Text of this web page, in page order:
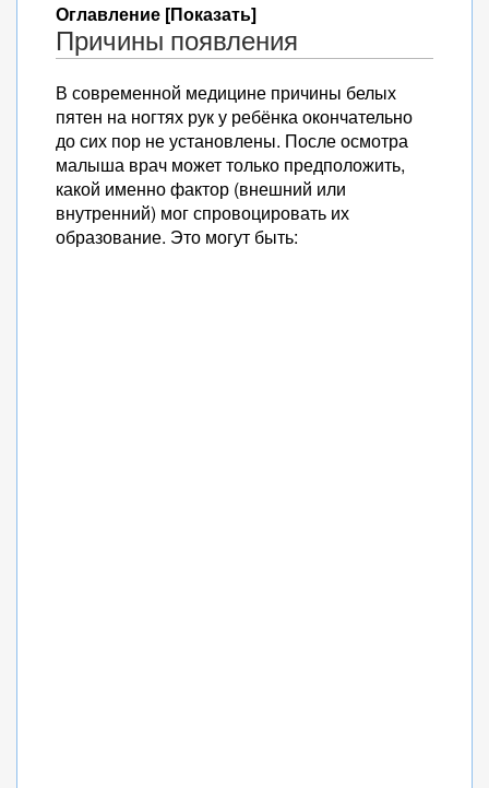
Оглавление [Показать]
Причины появления
В современной медицине причины белых
пятен на ногтях рук у ребёнка окончательно
до сих пор не установлены. После осмотра
малыша врач может только предположить,
какой именно фактор (внешний или
внутренний) мог спровоцировать их
образование. Это могут быть: